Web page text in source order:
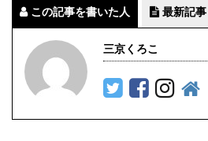
この記事を書いた人 最新記事
三京くろこ